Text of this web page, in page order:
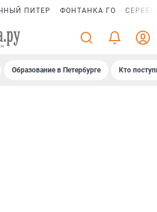
ПИТЕР ФОНТАНКА ГО
Образование в Петербурге Кто